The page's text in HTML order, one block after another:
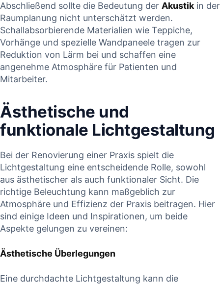
Abschließend sollte die Bedeutung der Akustik in der
Raumplanung nicht unterschätzt werden.
Schallabsorbierende Materialien wie Teppiche,
Vorhänge und spezielle Wandpaneele tragen zur
Reduktion von Lärm bei und schaffen eine
angenehme Atmosphäre für Patienten und
Mitarbeiter.
Ästhetische und
funktionale Lichtgestaltung
Bei der Renovierung einer Praxis spielt die
Lichtgestaltung eine entscheidende Rolle, sowohl
aus ästhetischer als auch funktionaler Sicht. Die
richtige Beleuchtung kann maßgeblich zur
Atmosphäre und Effizienz der Praxis beitragen. Hier
sind einige Ideen und Inspirationen, um beide
Aspekte gelungen zu vereinen:
Ästhetische Überlegungen
Eine durchdachte Lichtgestaltung kann die